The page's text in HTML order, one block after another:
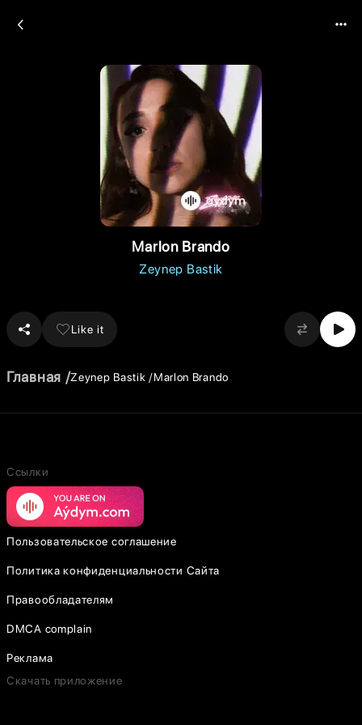
Marlon Brando
Zeynep Bastik
Like it
Главная Zeynep Bastik Marlon Brando
Ссылки
Пользовательское соглашение
Политика конфиденциальности Сайта
Правообладателям
DMCA complain
Реклама
Скачать приложение